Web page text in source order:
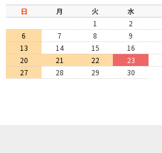
日 月 火 水
1
2
6
7 8 9
13
14 15 16
20
21 22 23
27
28 29 30